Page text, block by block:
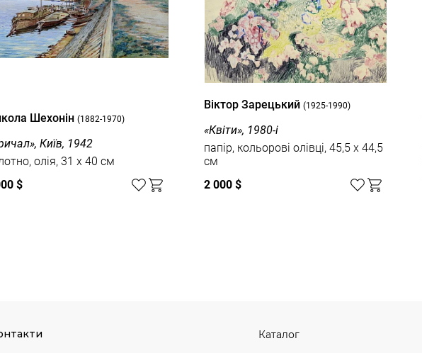
Шехонін(1882-1970)
Київ, 1942
олія, 31 x 40 см
$
Вiктор Зарецький (1925-1990)
«Квіти», 1980-і
папір, кольорові олівці, 45,5 x 44,5
см
2 000 $
Каталог